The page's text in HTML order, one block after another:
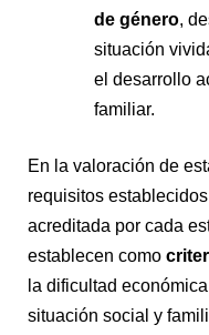
de género,
situación
el desarrollo
familiar.
En la valoración de
requisitos
acreditada por cada
establecen como
la dificultad
situación social y